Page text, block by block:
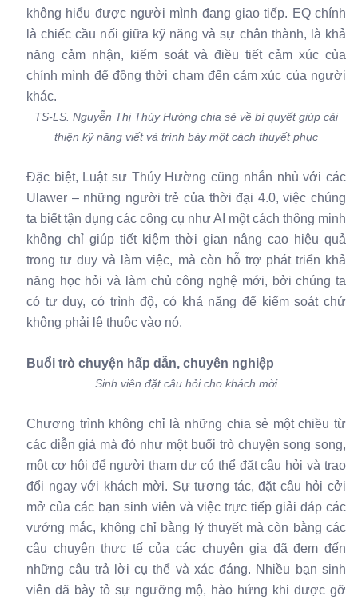
không hiểu được người mình đang giao tiếp. EQ chính
là chiếc cầu nối giữa kỹ năng và sự chân thành, là khả
năng cảm nhận, kiểm soát và điều tiết cảm xúc của
chính mình để đồng thời chạm đến cảm xúc của người
khác.
TS-LS. Nguyễn Thị Thúy Hường chia sẻ về bí quyết giúp cải
thiện kỹ năng viết và trình bày một cách thuyết phục
Đặc biệt, Luật sư Thúy Hường cũng nhắn nhủ với các
Ulawer – những người trẻ của thời đại 4.0, việc chúng
ta biết tận dụng các công cụ như AI một cách thông minh
không chỉ giúp tiết kiệm thời gian nâng cao hiệu quả
trong tư duy và làm việc, mà còn hỗ trợ phát triển khả
năng học hỏi và làm chủ công nghệ mới, bởi chúng ta
có tư duy, có trình độ, có khả năng để kiểm soát chứ
không phải lệ thuộc vào nó.
Buổi trò chuyện hấp dẫn, chuyên nghiệp
Sinh viên đặt câu hỏi cho khách mời
Chương trình không chỉ là những chia sẻ một chiều từ
các diễn giả mà đó như một buổi trò chuyện song song,
một cơ hội để người tham dự có thể đặt câu hỏi và trao
đổi ngay với khách mời. Sự tương tác, đặt câu hỏi cởi
mở của các bạn sinh viên và việc trực tiếp giải đáp các
vướng mắc, không chỉ bằng lý thuyết mà còn bằng các
câu chuyện thực tế của các chuyên gia đã đem đến
những câu trả lời cụ thể và xác đáng. Nhiều bạn sinh
viên đã bày tỏ sự ngưỡng mộ, hào hứng khi được gỡ